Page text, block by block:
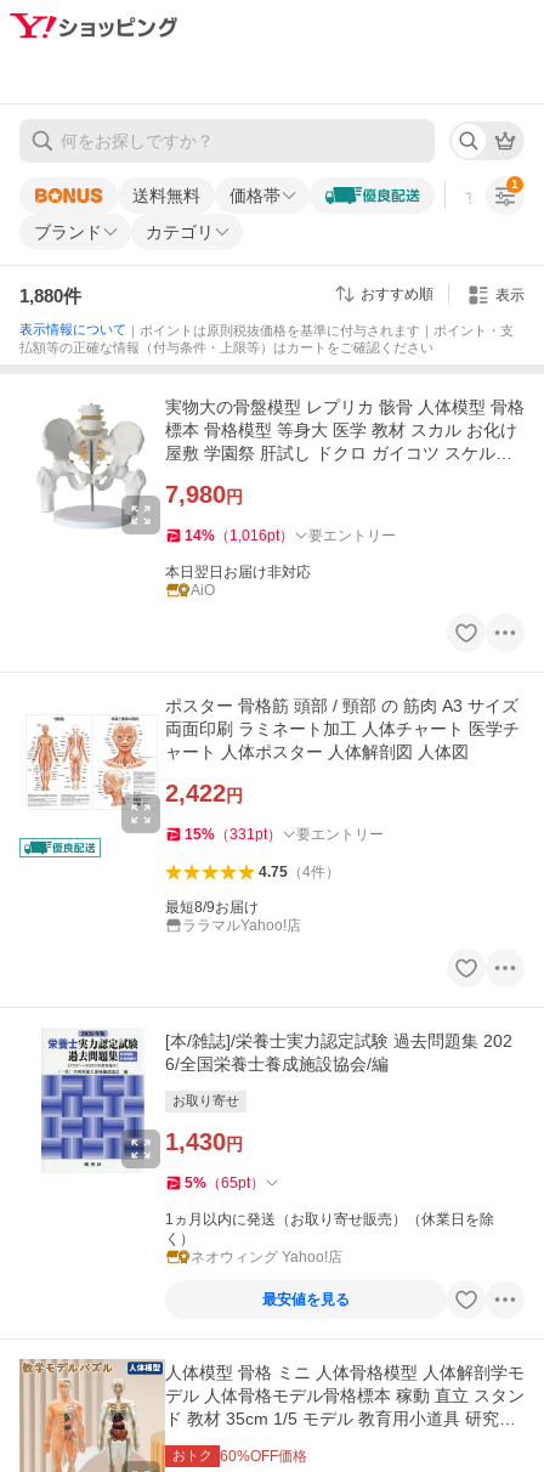
送料無料 価格帯 すべての条
ブランド カテゴリ
1
1,880件 おすすめ順 表示
表示情報について ｜ポイントは原則税抜価格を基準に付与されます｜ポイント・支
払額等の正確な情報（付与条件・上限等）はカートをご確認ください
実物大の骨盤模型 レプリカ 骸骨 人体模型 骨格
標本 骨格模型 等身大 医学 教材 スカル お化け
屋敷 学園祭 肝試し ドクロ ガイコツ スケルト
7,980円
14% （ 1,016pt） 要エントリー
本日翌日お届け非対応
AiO
ポスター 骨格筋 頭部 / 頸部 の 筋肉 A3 サイズ
両面印刷 ラミネート加工 人体チャート 医学チ
ャート 人体ポスター 人体解剖図 人体図
2,422円
15% （331pt） 要エントリー
4.75（4件）
最短8/9お届け
ララマルYahoo!店
[本/雑誌]/栄養士実力認定試験 過去問題集 202
6/全国栄養士養成施設協会/編
お取り寄せ
1,430円
5% （65pt）
1ヵ月以内に発送（お取り寄せ販売）（休業日を除
く）
ネオウィング Yahoo!店
最安値を見る
人体模型 骨格 ミニ 人体骨格模型 人体解剖学モ
デル 人体骨格モデル骨格標本 稼動 直立 スタン
ド 教材 35cm 1/5 モデル 教育用小道具 研究用
の骨格系解剖学 模型
おトク 60%OFF価格